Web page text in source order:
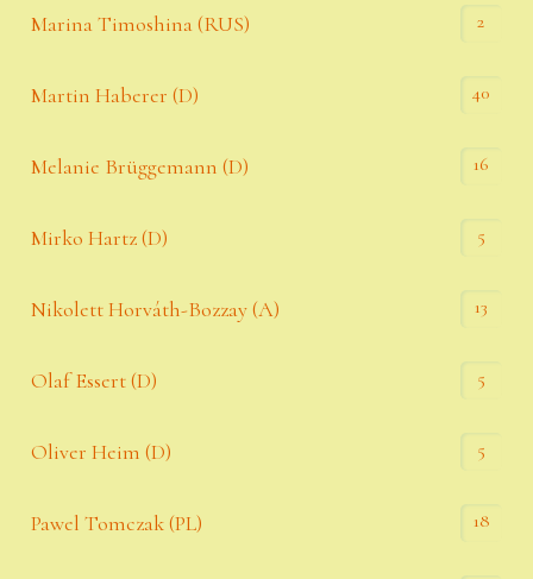
Marina Timoshina (RUS) 2
Martin Haberer (D) 40
Melanie Brüggemann (D) 16
Mirko Hartz (D) 5
Nikolett Horváth-Bozzay (A) 13
Olaf Essert (D) 5
Oliver Heim (D) 5
Pawel Tomczak (PL) 18